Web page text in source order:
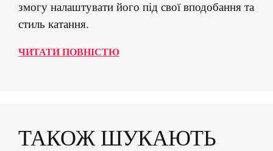
змогу налаштувати його під свої вподобання та
стиль катання.
ЧИТАТИ ПОВНІСТЮ
ТАКОЖ ШУКАЮТЬ